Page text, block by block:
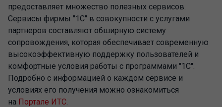
предоставляет множество полезных сервисов.
Сервисы фирмы "1С" в совокупности с услугами
партнеров составляют обширную систему
сопровождения, которая обеспечивает современную
высокоэффективную поддержку пользователей и
комфортные условия работы с программами "1С".
Подробно с информацией о каждом сервисе и
условиях его получения можно ознакомиться
на Портале ИТС.